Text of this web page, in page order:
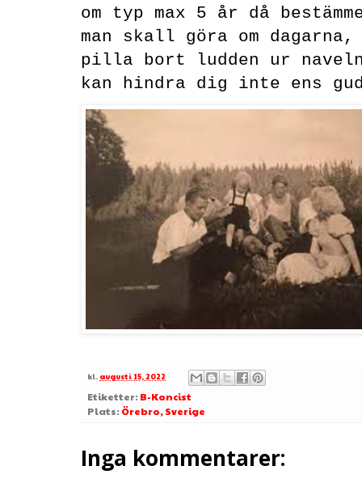
om typ max 5 år då
man skall göra om
pilla bort ludden ur
kan hindra dig inte ens
kl. augusti 15, 2022
Etiketter: B-Koncist
Plats: Örebro, Sverige
Inga kommentarer: